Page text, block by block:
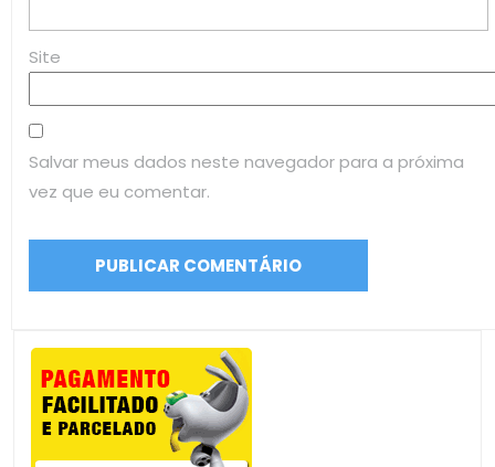
Site
Salvar meus dados neste navegador para a próxima
vez que eu comentar.